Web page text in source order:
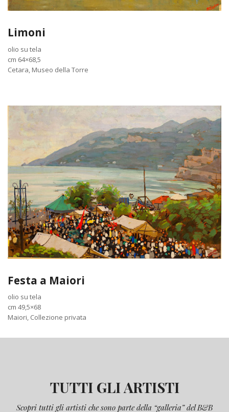
Limoni
olio su tela
cm 64×68,5
Cetara, Museo della Torre
Festa a Maiori
olio su tela
cm 49,5×68
Maiori, Collezione privata
TUTTI GLI ARTISTI
Scopri tutti gli artisti che sono parte della “galleria” del B&B